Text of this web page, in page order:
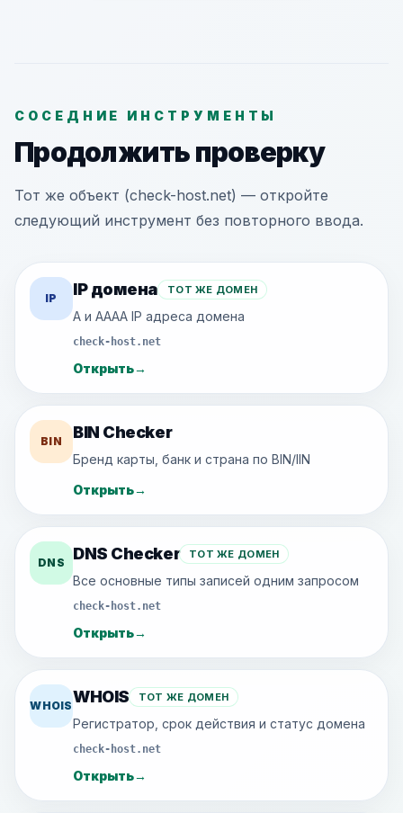
СОСЕДНИЕ ИНСТРУМЕНТЫ
Продолжить проверку
Тот же объект (check-host.net) — откройте
следующий инструмент без повторного ввода.
IP IP домена ТОТ ЖЕ ДОМЕН
A и AAAA IP адреса домена
check-host.net
Открыть→
BIN BIN Checker
Бренд карты, банк и страна по BIN/IIN
Открыть→
DNS DNS Checker ТОТ ЖЕ ДОМЕН
Все основные типы записей одним запросом
check-host.net
Открыть→
WHOISWHOIS ТОТ ЖЕ ДОМЕН
Регистратор, срок действия и статус домена
check-host.net
Открыть→